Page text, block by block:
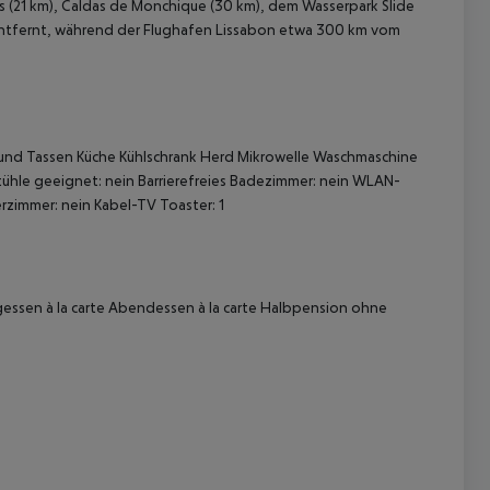
km), Caldas de Monchique (30 km), dem Wasserpark Slide
während der Flughafen Lissabon etwa 300 km vom
Tassen Küche Kühlschrank Herd Mikrowelle Waschmaschine
geeignet: nein Barrierefreies Badezimmer: nein WLAN-
nein Kabel-TV Toaster: 1
à la carte Abendessen à la carte Halbpension ohne